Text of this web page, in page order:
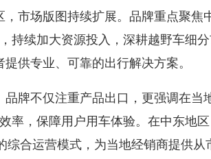
市场版图持续扩展。品牌重点聚焦
持续加大资源投入，深耕越野车细
供专业、可靠的出行解决方案。
牌不仅注重产品出口，更强调在当
率，保障用户用车体验。在中东地区
综合运营模式，为当地经销商提供从